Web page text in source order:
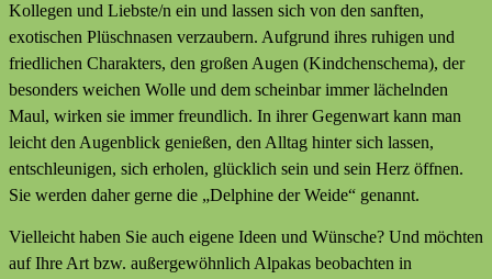
Kollegen und Liebste/n ein und lassen sich von den sanften,
exotischen Plüschnasen verzaubern. Aufgrund ihres ruhigen und
friedlichen Charakters, den großen Augen (Kindchenschema), der
besonders weichen Wolle und dem scheinbar immer lächelnden
Maul, wirken sie immer freundlich. In ihrer Gegenwart kann man
leicht den Augenblick genießen, den Alltag hinter sich lassen,
entschleunigen, sich erholen, glücklich sein und sein Herz öffnen.
Sie werden daher gerne die „Delphine der Weide“ genannt.
Vielleicht haben Sie auch eigene Ideen und Wünsche? Und möchten
auf Ihre Art bzw. außergewöhnlich Alpakas beobachten in